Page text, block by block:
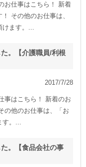
お仕事はこちら！ 新着
その他のお仕事は、
けます。...
。【介護職員/利根
2017/7/28
事はこちら！ 新着のお
の他のお仕事は、「お
す。...
。【食品会社の事